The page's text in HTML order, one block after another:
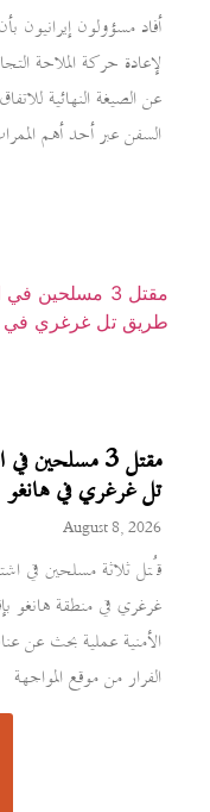
أفاد مسؤولون
لإعادة حركة الملاحة
عن الصيغة النهائية
السفن عبر أحد أهم
مقتل 3
تل غرغري في هانغو
August 8, 2026
قُتل ثلاثة مسلحين في
غرغري في منطقة هانغو
الأمنية عملية بحث عن
الفرار من موقع المواجهة